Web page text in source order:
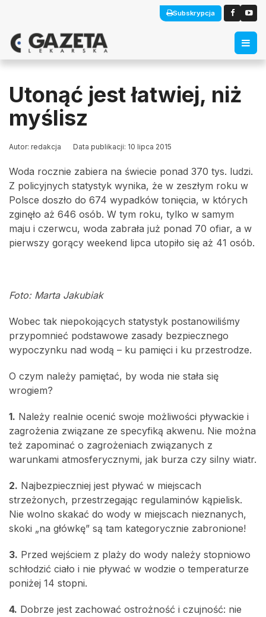
Subskrypcja
Utonąć jest łatwiej, niż
myślisz
Autor: redakcja Data publikacji: 10 lipca 2015
Woda rocznie zabiera na świecie ponad 370 tys. ludzi.
Z policyjnych statystyk wynika, że w zeszłym roku w
Polsce doszło do 674 wypadków tonięcia, w których
zginęło aż 646 osób. W tym roku, tylko w samym
maju i czerwcu, woda zabrała już ponad 70 ofiar, a w
pierwszy gorący weekend lipca utopiło się aż 41 osób.
Foto: Marta Jakubiak
Wobec tak niepokojących statystyk postanowiliśmy
przypomnieć podstawowe zasady bezpiecznego
wypoczynku nad wodą – ku pamięci i ku przestrodze.
O czym należy pamiętać, by woda nie stała się
wrogiem?
1. Należy realnie ocenić swoje możliwości pływackie i
zagrożenia związane ze specyfiką akwenu. Nie można
też zapominać o zagrożeniach związanych z
warunkami atmosferycznymi, jak burza czy silny wiatr.
2. Najbezpieczniej jest pływać w miejscach
strzeżonych, przestrzegając regulaminów kąpielisk.
Nie wolno skakać do wody w miejscach nieznanych,
skoki „na główkę” są tam kategorycznie zabronione!
3. Przed wejściem z plaży do wody należy stopniowo
schłodzić ciało i nie pływać w wodzie o temperaturze
poniżej 14 stopni.
4. Dobrze jest zachować ostrożność i czujność: nie